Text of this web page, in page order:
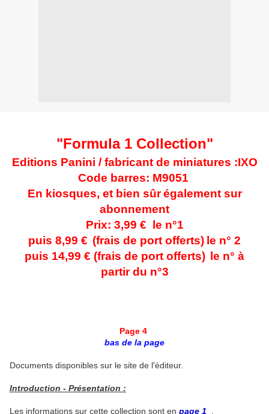
"Formula 1 Collection"
Editions Panini / fabricant de miniatures :IXO
Code barres: M9051
En kiosques, et bien sûr également sur
abonnement
Prix: 3,99 € le n°1
puis 8,99 € (frais de port offerts) le n° 2
puis 14,99 € (frais de port offerts)
le n° à
partir du n°3
Page 4
bas de la page
Documents disponibles sur le site de l'éditeur.
Introduction - Présentation :
Les informations sur cette collection sont en page 1